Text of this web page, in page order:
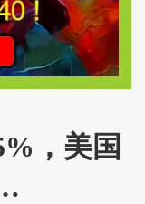
，美国